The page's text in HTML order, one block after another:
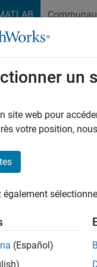
Create
un
site web pour
votre position,
également
(Español)